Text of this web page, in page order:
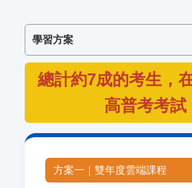
學習方案
總計約7成的考生，
高普考考試
方案一｜雙年度雲端課程